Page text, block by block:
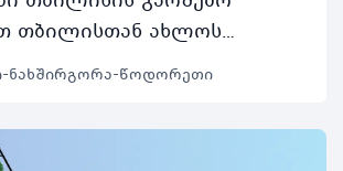
თბილისთან ახლოს
საზაფხულო
2024ის ფარგლებში
თბილისის გარშემო 4
ნახშირგორა-წოდორეთი